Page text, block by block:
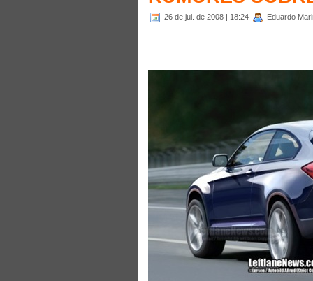
26 de jul. de 2008 | 18:24 Eduardo